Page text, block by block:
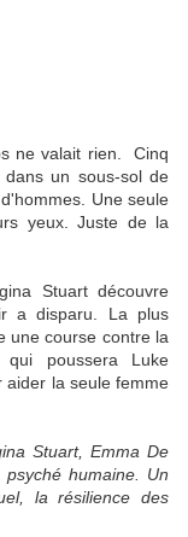
ne valait rien. Cinq
un sous-sol de
Une seule
yeux. Juste de la
Stuart découvre
a disparu. La plus
une course contre la
poussera Luke
aider la seule femme
Stuart, Emma De
humaine. Un
la résilience des